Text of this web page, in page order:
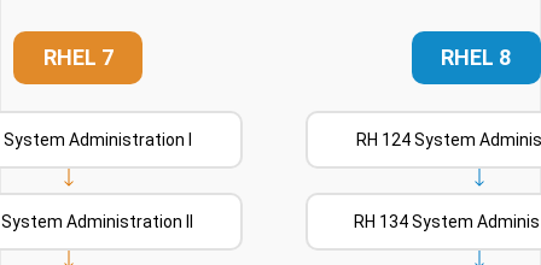
RHEL 7
System Administration I
System Administration II
RHEL 8
RH 124 System
RH 134 System